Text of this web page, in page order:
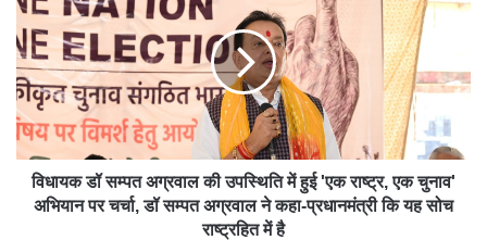
विधायक डॉ सम्पत अग्रवाल की उपस्थिति में हुई 'एक राष्ट्र, एक चुनाव'
अभियान पर चर्चा, डॉ सम्पत अग्रवाल ने कहा-प्रधानमंत्री कि यह सोच
राष्ट्रहित में है